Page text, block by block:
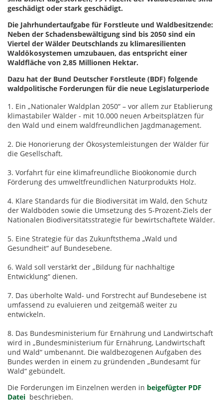
geschädigt oder stark geschädigt.
Die Jahrhundertaufgabe für Forstleute und Waldbesitzende:
Neben der Schadensbewältigung sind bis 2050 sind ein
Viertel der Wälder Deutschlands zu klimaresilienten
Waldökosystemen umzubauen, das entspricht einer
Waldfläche von 2,85 Millionen Hektar.
Dazu hat der Bund Deutscher Forstleute (BDF) folgende
waldpolitische Forderungen für die neue Legislaturperiode
1. Ein „Nationaler Waldplan 2050“ – vor allem zur Etablierung
klimastabiler Wälder - mit 10.000 neuen Arbeitsplätzen für
den Wald und einem waldfreundlichen Jagdmanagement.
2. Die Honorierung der Ökosystemleistungen der Wälder für
die Gesellschaft.
3. Vorfahrt für eine klimafreundliche Bioökonomie durch
Förderung des umweltfreundlichen Naturprodukts Holz.
4. Klare Standards für die Biodiversität im Wald, den Schutz
der Waldböden sowie die Umsetzung des 5-Prozent-Ziels der
Nationalen Biodiversitätsstrategie für bewirtschaftete Wälder.
5. Eine Strategie für das Zukunftsthema „Wald und
Gesundheit“ auf Bundesebene.
6. Wald soll verstärkt der „Bildung für nachhaltige
Entwicklung“ dienen.
7. Das überholte Wald- und Forstrecht auf Bundesebene ist
umfassend zu evaluieren und zeitgemäß weiter zu
entwickeln.
8. Das Bundesministerium für Ernährung und Landwirtschaft
wird in „Bundesministerium für Ernährung, Landwirtschaft
und Wald“ umbenannt. Die waldbezogenen Aufgaben des
Bundes werden in einem zu gründenden „Bundesamt für
Wald“ gebündelt.
Die Forderungen im Einzelnen werden in beigefügter PDF
Datei beschrieben.